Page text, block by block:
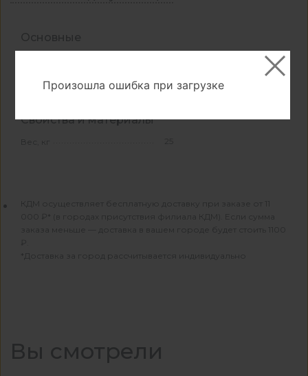
Основные
Код декора
Свойства и материалы
Вес, кг 25
КДМ осуществляет бесплатную доставку при заказе от 11
000 ₽* (в городах присутствия филиала КДМ). Если сумма
заказа меньше — доставка в вашем городе будет стоить 1100
*Доставка за город рассчитывается индивидуально
Вы смотрели
Произошла ошибка при загрузке